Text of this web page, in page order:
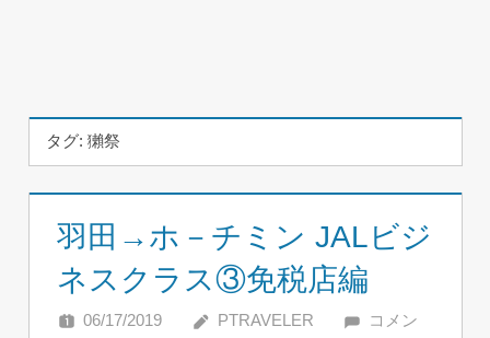
タグ: 獺祭
羽田→ホ－チミン JALビジ
ネスクラス③免税店編
06/17/2019 PTRAVELER
コメン